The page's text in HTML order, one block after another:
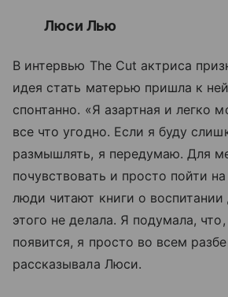
Люси Лью
В интервью The Cut актриса
идея стать матерью пришла к
спонтанно. «Я азартная и легко
все что угодно. Если я буду
размышлять, я передумаю. Для
почувствовать и просто пойти
люди читают книги о воспитании
этого не делала. Я подумала,
появится, я просто во всем
рассказывала Люси.